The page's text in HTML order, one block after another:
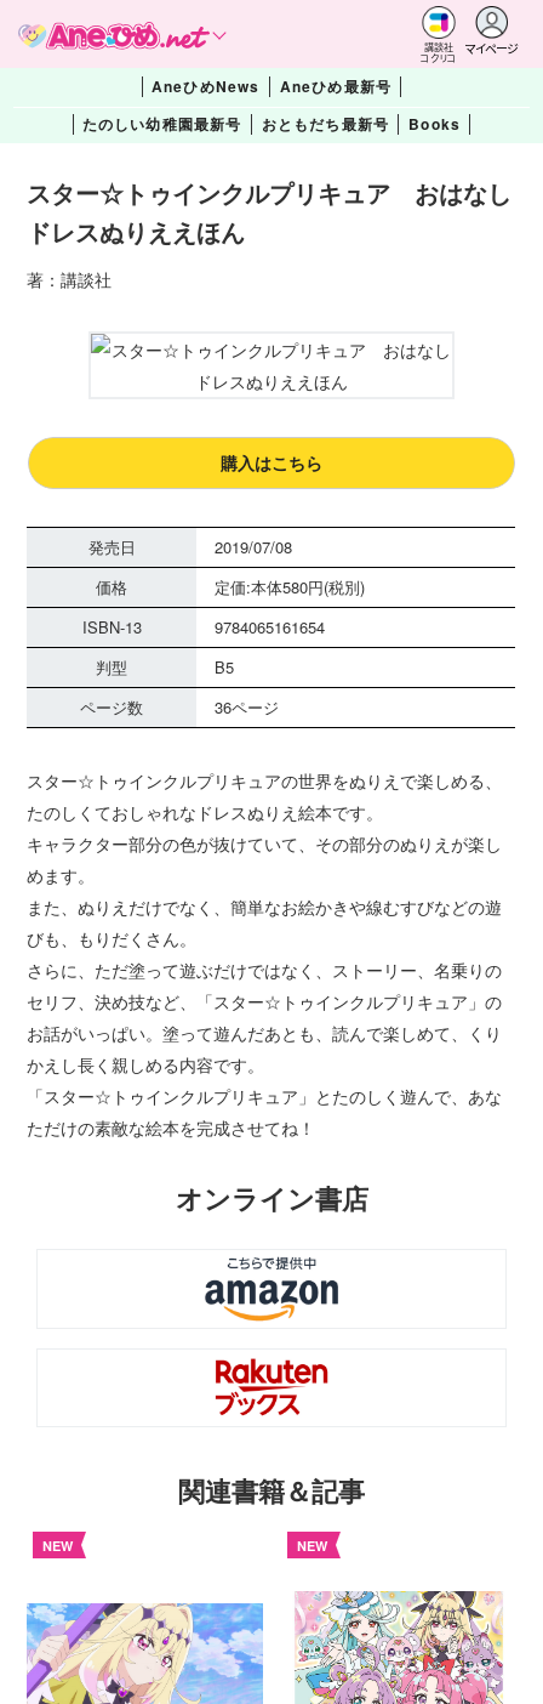
講談社
コクリコ
マイページ
AneひめNews
Aneひめ最新号
たのしい幼稚園最新号
おともだち最新号 Books
スター☆トゥインクルプリキュア おはなし
ドレスぬりええほん
著：講談社
購入はこちら
発売日
2019/07/08
価格
定価:本体580円(税別)
ISBN-13
9784065161654
判型
B5
ページ数
36ページ
スター☆トゥインクルプリキュアの世界をぬりえで楽しめる、
たのしくておしゃれなドレスぬりえ絵本です。
キャラクター部分の色が抜けていて、その部分のぬりえが楽し
めます。
また、ぬりえだけでなく、簡単なお絵かきや線むすびなどの遊
びも、もりだくさん。
さらに、ただ塗って遊ぶだけではなく、ストーリー、名乗りの
セリフ、決め技など、「スター☆トゥインクルプリキュア」の
お話がいっぱい。塗って遊んだあとも、読んで楽しめて、くり
かえし長く親しめる内容です。
「スター☆トゥインクルプリキュア」とたのしく遊んで、あな
ただけの素敵な絵本を完成させてね！
オンライン書店
関連書籍＆記事
NEW NEW